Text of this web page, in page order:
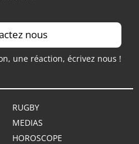
nous
une réaction, écrivez nous !
RUGBY
MEDIAS
HOROSCOPE